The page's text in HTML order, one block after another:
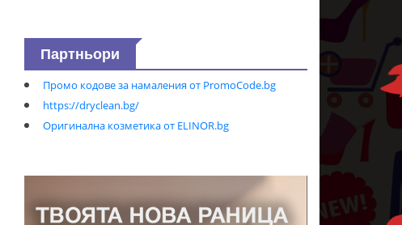
Партньори
Промо кодове за намаления от PromoCode.bg
https://dryclean.bg/
Оригинална козметика от ELINOR.bg